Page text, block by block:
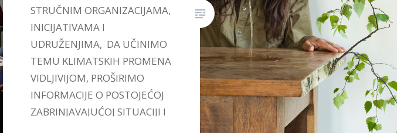
STRUČNIM ORGANIZACIJAMA,
INICIJATIVAMA I
UDRUŽENJIMA, DA UČINIMO
TEMU KLIMATSKIH PROMENA
VIDLJIVIJOM, PROŠIRIMO
INFORMACIJE O POSTOJEĆOJ
ZABRINJAVAJUĆOJ SITUACIJI I